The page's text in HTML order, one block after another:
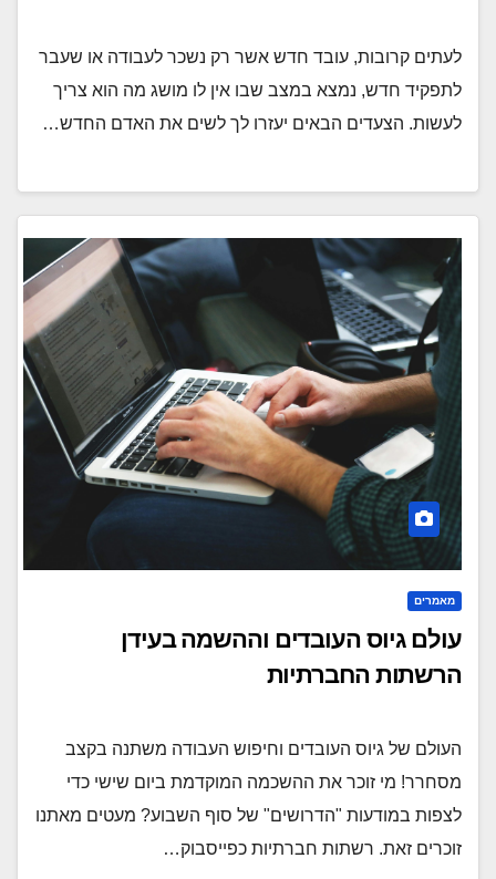
לעתים קרובות, עובד חדש אשר רק נשכר לעבודה או שעבר
לתפקיד חדש, נמצא במצב שבו אין לו מושג מה הוא צריך
לעשות. הצעדים הבאים יעזרו לך לשים את האדם החדש…
מאמרים
עולם גיוס העובדים וההשמה בעידן
הרשתות החברתיות
העולם של גיוס העובדים וחיפוש העבודה משתנה בקצב
מסחרר! מי זוכר את ההשכמה המוקדמת ביום שישי כדי
לצפות במודעות "הדרושים" של סוף השבוע? מעטים מאתנו
זוכרים זאת. רשתות חברתיות כפייסבוק…